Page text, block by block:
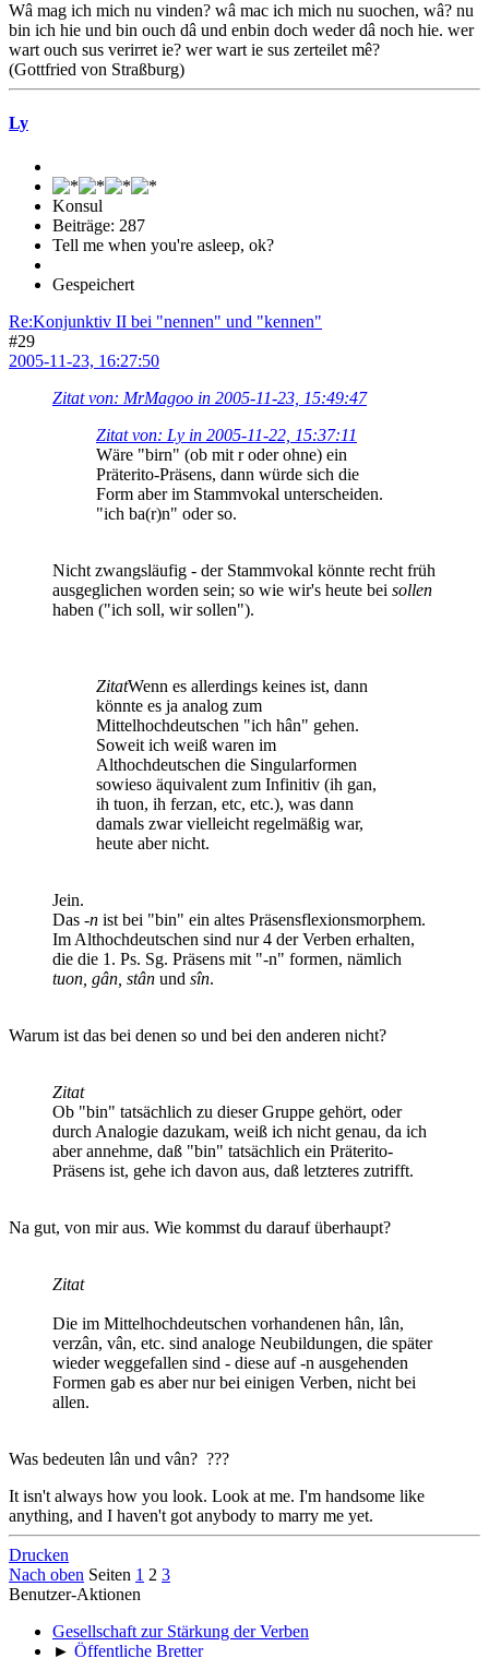
Wâ mag ich mich nu vinden? wâ mac ich mich nu suochen, wâ? nu
bin ich hie und bin ouch dâ und enbin doch weder dâ noch hie. wer
wart ouch sus verirret ie? wer wart ie sus zerteilet mê?
(Gottfried von Straßburg)
Ly
Konsul
Beiträge: 287
Tell me when you're asleep, ok?
Gespeichert
Re:Konjunktiv II bei "nennen" und "kennen"
#29
2005-11-23, 16:27:50
Zitat von: MrMagoo in 2005-11-23, 15:49:47
Zitat von: Ly in 2005-11-22, 15:37:11
Wäre "birn" (ob mit r oder ohne) ein
Präterito-Präsens, dann würde sich die
Form aber im Stammvokal unterscheiden.
"ich ba(r)n" oder so.
Nicht zwangsläufig - der Stammvokal könnte recht früh
ausgeglichen worden sein; so wie wir's heute bei sollen
haben ("ich soll, wir sollen").
ZitatWenn es allerdings keines ist, dann
könnte es ja analog zum
Mittelhochdeutschen "ich hân" gehen.
Soweit ich weiß waren im
Althochdeutschen die Singularformen
sowieso äquivalent zum Infinitiv (ih gan,
ih tuon, ih ferzan, etc, etc.), was dann
damals zwar vielleicht regelmäßig war,
heute aber nicht.
Jein.
Das -n ist bei "bin" ein altes Präsensflexionsmorphem.
Im Althochdeutschen sind nur 4 der Verben erhalten,
die die 1. Ps. Sg. Präsens mit "-n" formen, nämlich
tuon, gân, stân und sîn.
Warum ist das bei denen so und bei den anderen nicht?
Zitat
Ob "bin" tatsächlich zu dieser Gruppe gehört, oder
durch Analogie dazukam, weiß ich nicht genau, da ich
aber annehme, daß "bin" tatsächlich ein Präterito-
Präsens ist, gehe ich davon aus, daß letzteres zutrifft.
Na gut, von mir aus. Wie kommst du darauf überhaupt?
Zitat
Die im Mittelhochdeutschen vorhandenen hân, lân,
verzân, vân, etc. sind analoge Neubildungen, die später
wieder weggefallen sind - diese auf -n ausgehenden
Formen gab es aber nur bei einigen Verben, nicht bei
allen.
Was bedeuten lân und vân? ???
It isn't always how you look. Look at me. I'm handsome like
anything, and I haven't got anybody to marry me yet.
Drucken
Nach oben Seiten 1 2 3
Benutzer-Aktionen
Gesellschaft zur Stärkung der Verben
► Öffentliche Bretter